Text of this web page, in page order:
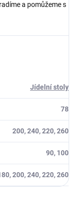
a pomůžeme s
Jídelní stoly
78
200, 240, 220, 260
90, 100
200, 240, 220, 260